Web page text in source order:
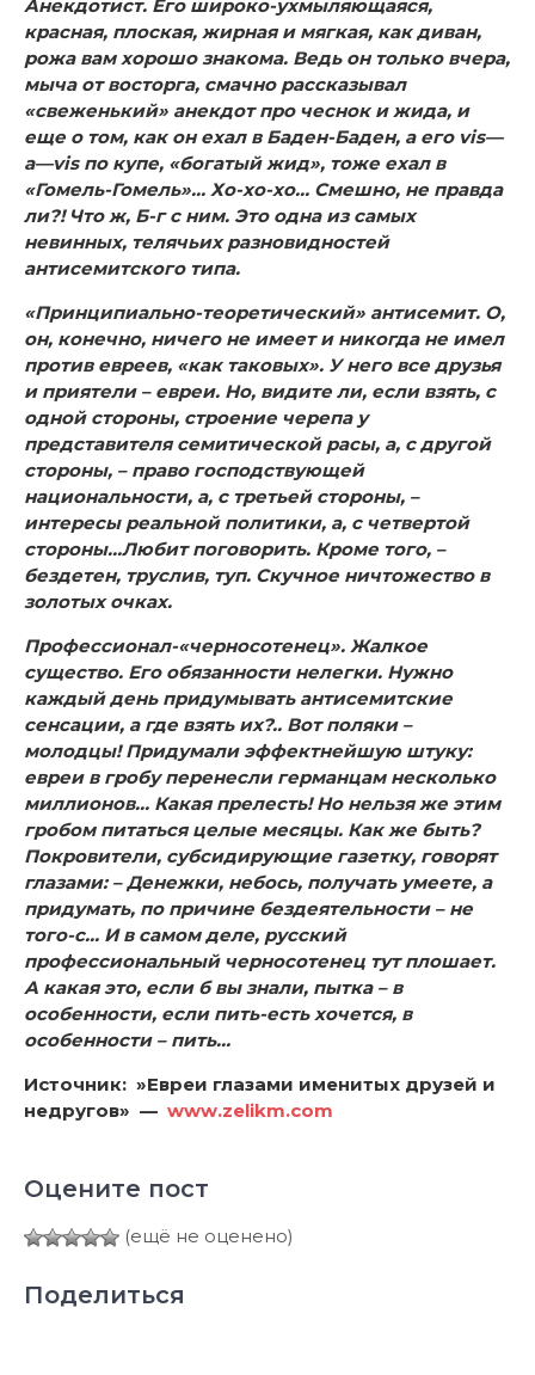
Анекдотист. Его широко-ухмыляющаяся,
красная, плоская, жирная и мягкая, как диван,
рожа вам хорошо знакома. Ведь он только вчера,
мыча от восторга, смачно рассказывал
«свеженький» анекдот про чеснок и жида, и
еще о том, как он ехал в Баден-Баден, а его vis—
a—visпо купе, «богатый жид», тоже ехал в
«Гомель-Гомель»… Хо-хо-хо… Смешно, не правда
ли?! Что ж, Б-г с ним. Это одна из самых
невинных, телячьих разновидностей
антисемитского типа.
«Принципиально-теоретический» антисемит. О,
он, конечно, ничего не имеет и никогда не имел
против евреев, «как таковых». У него все друзья
и приятели – евреи. Но, видите ли, если взять, с
одной стороны, строение черепа у
представителя семитической расы, а, с другой
стороны, – право господствующей
национальности, а, с третьей стороны, –
интересы реальной политики, а, с четвертой
стороны…Любит поговорить. Кроме того, –
бездетен, труслив, туп. Скучное ничтожество в
золотых очках.
Профессионал-«черносотенец». Жалкое
существо. Его обязанности нелегки. Нужно
каждый день придумывать антисемитские
сенсации, а где взять их?.. Вот поляки –
молодцы! Придумали эффектнейшую штуку:
евреи в гробу перенесли германцам несколько
миллионов… Какая прелесть! Но нельзя же этим
гробом питаться целые месяцы. Как же быть?
Покровители, субсидирующие газетку, говорят
глазами: – Денежки, небось, получать умеете, а
придумать, по причине бездеятельности – не
того-с… И в самом деле, русский
профессиональный черносотенец тут плошает.
А какая это, если б вы знали, пытка – в
особенности, если пить-есть хочется, в
особенности – пить…
Источник: »Евреи глазами именитых друзей и
недругов» — www.zelikm.com
Оцените пост
(ещё не оценено)
Поделиться